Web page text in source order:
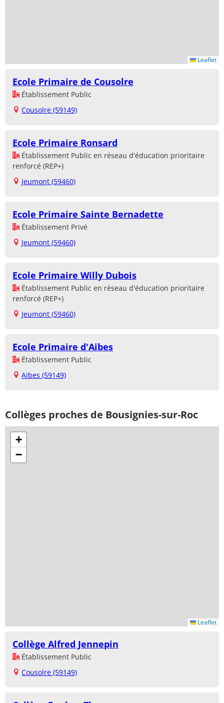
Leaflet
Ecole Primaire de Cousolre
Établissement Public
Cousolre (59149)
Ecole Primaire Ronsard
Établissement Public en réseau d'éducation prioritaire
renforcé (REP+)
Jeumont (59460)
Ecole Primaire Sainte Bernadette
Établissement Privé
Jeumont (59460)
Ecole Primaire Willy Dubois
Établissement Public en réseau d'éducation prioritaire
renforcé (REP+)
Jeumont (59460)
Ecole Primaire d'Aibes
Établissement Public
Aibes (59149)
Collèges proches de Bousignies-sur-Roc
+
−
Leaflet
Collège Alfred Jennepin
Établissement Public
Cousolre (59149)